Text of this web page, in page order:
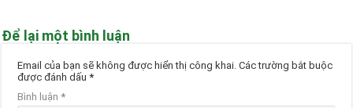
Để lại một bình luận
Email của bạn sẽ không được hiển thị công khai. Các trường bắt buộc
được đánh dấu*
Bình luận*